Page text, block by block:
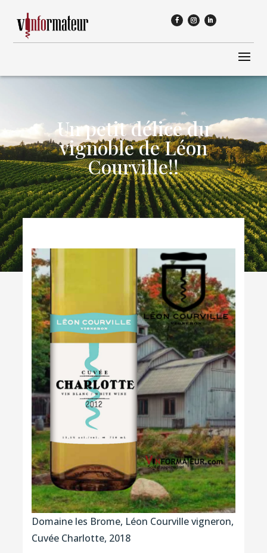
Un petit délice du
vignoble de Léon
Courville!!
Domaine les Brome, Léon Courville vigneron,
Cuvée Charlotte, 2018